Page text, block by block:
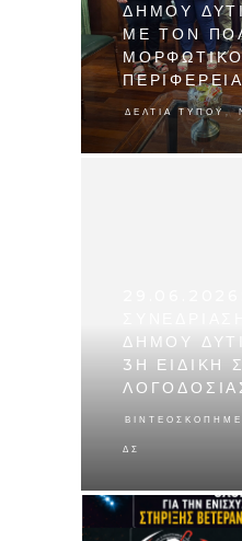
ΔΗΜΟΥ
ΜΕ ΤΟΝ
ΔΕΛΤΊΑ ΤΎΠΟΥ,
ΔΉΜΟΥ
3Η ΕΙΔΙΚΉ
ΔΣ